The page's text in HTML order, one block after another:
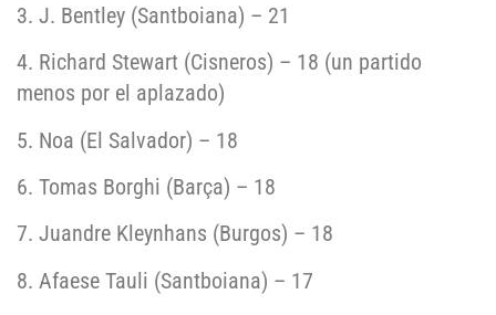
3. J. Bentley (Santboiana) – 21
4. Richard Stewart (Cisneros) – 18 (un partido
menos por el aplazado)
5. Noa (El Salvador) – 18
6. Tomas Borghi (Barça) – 18
7. Juandre Kleynhans (Burgos) – 18
8. Afaese Tauli (Santboiana) – 17